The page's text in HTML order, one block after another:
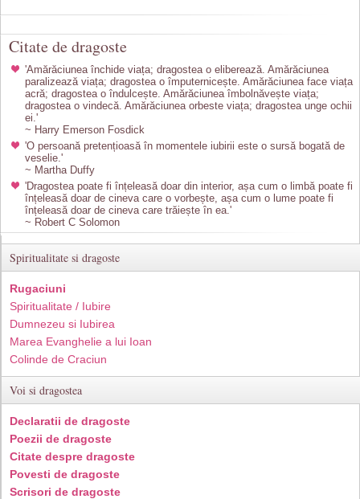
Citate de dragoste
'Amărăciunea închide viața; dragostea o eliberează. Amărăciunea
paralizează viața; dragostea o împuternicește. Amărăciunea face viața
acră; dragostea o îndulcește. Amărăciunea îmbolnăvește viața;
dragostea o vindecă. Amărăciunea orbeste viața; dragostea unge ochii
ei.'
~ Harry Emerson Fosdick
'O persoană pretențioasă în momentele iubirii este o sursă bogată de
veselie.'
~ Martha Duffy
'Dragostea poate fi înțeleasă doar din interior, așa cum o limbă poate fi
înțeleasă doar de cineva care o vorbește, așa cum o lume poate fi
înțeleasă doar de cineva care trăiește în ea.'
~ Robert C Solomon
Spiritualitate si dragoste
Rugaciuni
Spiritualitate / Iubire
Dumnezeu si Iubirea
Marea Evanghelie a lui Ioan
Colinde de Craciun
Voi si dragostea
Declaratii de dragoste
Poezii de dragoste
Citate despre dragoste
Povesti de dragoste
Scrisori de dragoste